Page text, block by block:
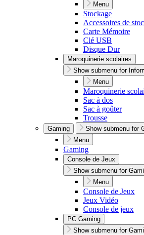
Menu
Stockage
Accessoires de
Carte Mémoire
Clé USB
Disque Dur
Maroquinerie scolaires
Show submenu for
Menu
Maroquinerie
Sac à dos
Sac à goûter
Trousse
Gaming
Show submenu for
Menu
Gaming
Console de Jeux
Show submenu for
Menu
Console de Jeux
Jeux Vidéo
Console de jeux
PC Gaming
Show submenu for